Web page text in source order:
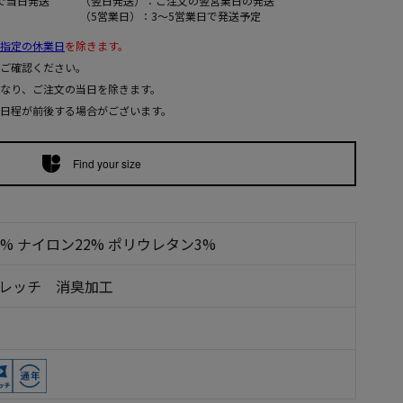
（5営業日）：3～5営業日で発送予定
定の休業日を除きます。
確認ください。
、ご注文の当日を除きます。
が前後する場合がございます。
Find your size
ナイロン22% ポリウレタン3%
レッチ 消臭加工